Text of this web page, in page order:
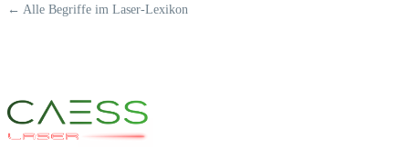
← Alle Begriffe im Laser-Lexikon